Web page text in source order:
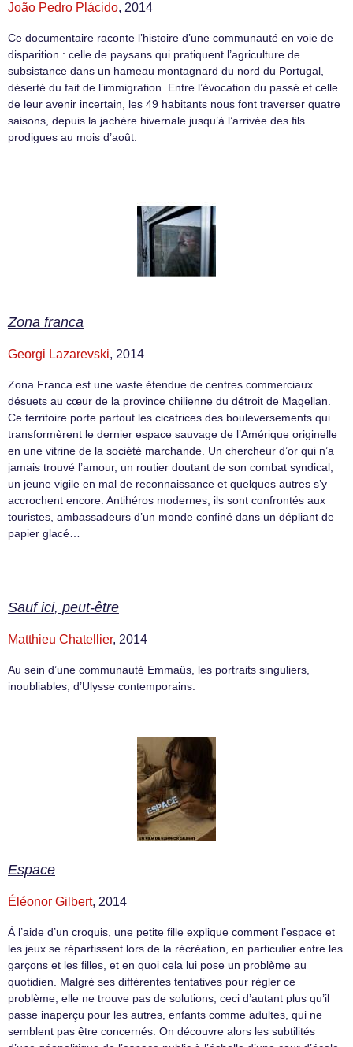
João Pedro Plácido, 2014
Ce documentaire raconte l’histoire d’une communauté en voie de
disparition : celle de paysans qui pratiquent l’agriculture de
subsistance dans un hameau montagnard du nord du Portugal,
déserté du fait de l’immigration. Entre l’évocation du passé et celle
de leur avenir incertain, les 49 habitants nous font traverser quatre
saisons, depuis la jachère hivernale jusqu’à l’arrivée des fils
prodigues au mois d’août.
Zona franca
Georgi Lazarevski, 2014
Zona Franca est une vaste étendue de centres commerciaux
désuets au cœur de la province chilienne du détroit de Magellan.
Ce territoire porte partout les cicatrices des bouleversements qui
transformèrent le dernier espace sauvage de l’Amérique originelle
en une vitrine de la société marchande. Un chercheur d’or qui n’a
jamais trouvé l’amour, un routier doutant de son combat syndical,
un jeune vigile en mal de reconnaissance et quelques autres s’y
accrochent encore. Antihéros modernes, ils sont confrontés aux
touristes, ambassadeurs d’un monde confiné dans un dépliant de
papier glacé…
Sauf ici, peut-être
Matthieu Chatellier, 2014
Au sein d’une communauté Emmaüs, les portraits singuliers,
inoubliables, d’Ulysse contemporains.
Espace
Éléonor Gilbert, 2014
À l’aide d’un croquis, une petite fille explique comment l’espace et
les jeux se répartissent lors de la récréation, en particulier entre les
garçons et les filles, et en quoi cela lui pose un problème au
quotidien. Malgré ses différentes tentatives pour régler ce
problème, elle ne trouve pas de solutions, ceci d’autant plus qu’il
passe inaperçu pour les autres, enfants comme adultes, qui ne
semblent pas être concernés. On découvre alors les subtilités